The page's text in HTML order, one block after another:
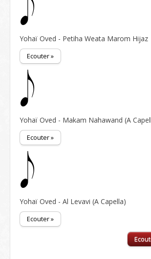
Yohaï Oved - Petiha Weata Marom Hijaz
Ecouter »
Yohaï Oved - Makam Nahawand (A
Ecouter »
Yohaï Oved - Al Levavi (A Capella)
Ecouter »